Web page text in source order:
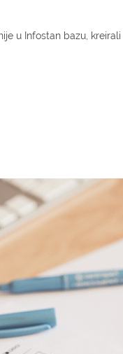
u Infostan bazu,